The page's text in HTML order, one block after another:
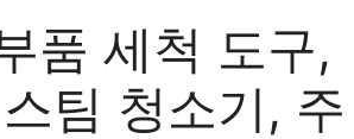
품 세척 도구,
팀 청소기, 주